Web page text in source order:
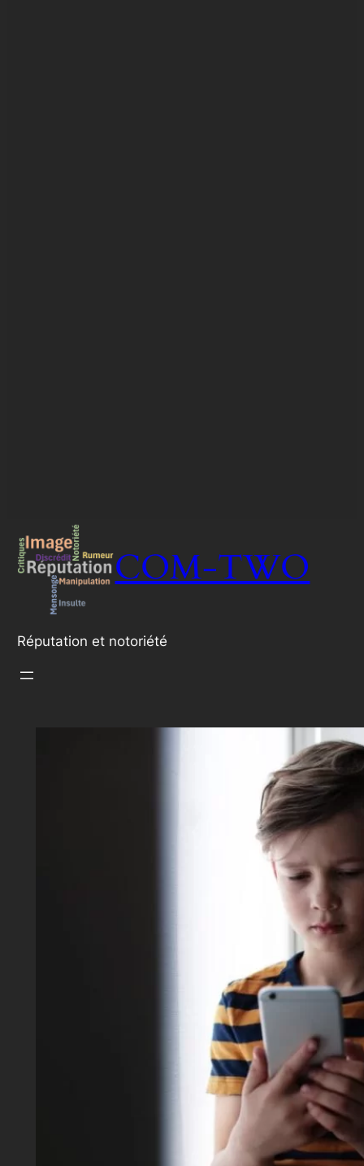
COM-TWO
Réputation et notoriété